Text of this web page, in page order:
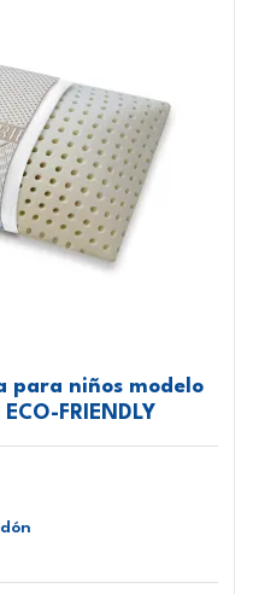
para niños modelo
FRIENDLY